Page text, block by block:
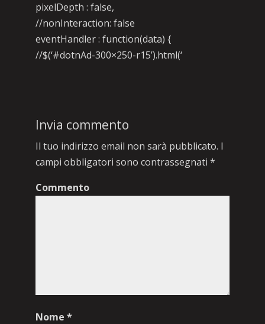
pixelDepth : false,
//nonInteraction: false
eventHandler : function(data) {
//$(‘#dotnAd-300×250-r15’).html(‘
Invia commento
Il tuo indirizzo email non sarà pubblicato. I
campi obbligatori sono contrassegnati *
Commento
Nome *